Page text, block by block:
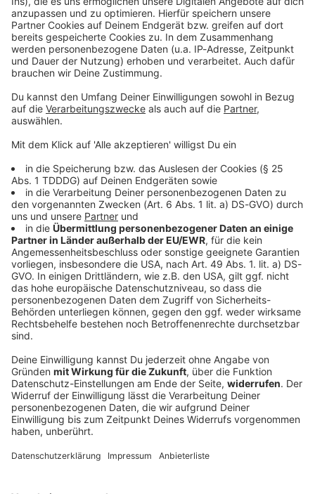
Kontaktformular
Sprachnachricht
© dpa-infocom, dpa:260623-930-268454/1
Bayern
Verpuffung durch Campingkocher - Verletzte
bei Festival
Ein junger Mann will beim Taubertal-Festival mit
einem Campingkocher etwas zubereiten. Dabei tritt
Menschen werden verletzt.